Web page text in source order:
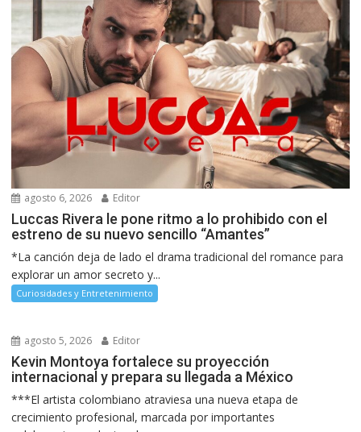
agosto 6, 2026 Editor
Luccas Rivera le pone ritmo a lo prohibido con el
estreno de su nuevo sencillo “Amantes”
*La canción deja de lado el drama tradicional del romance para
explorar un amor secreto y...
Curiosidades y Entretenimiento
agosto 5, 2026 Editor
Kevin Montoya fortalece su proyección
internacional y prepara su llegada a México
***El artista colombiano atraviesa una nueva etapa de
crecimiento profesional, marcada por importantes